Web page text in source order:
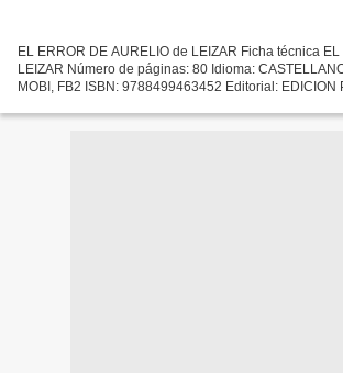
EL ERROR DE AURELIO de LEIZAR Ficha técnica
LEIZAR Número de páginas: 80 Idioma:
MOBI, FB2 ISBN: 9788499463452 Editorial: EDICION